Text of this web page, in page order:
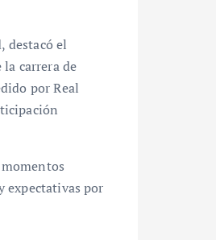
destacó el
carrera de
por Real
expectativas por